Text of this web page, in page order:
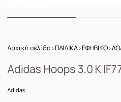
Αρχική σελίδα›ΠΑΙΔΙΚΑ›ΕΦΗΒΙΚΟ›
Adidas Hoops 3.0 K
Adidas